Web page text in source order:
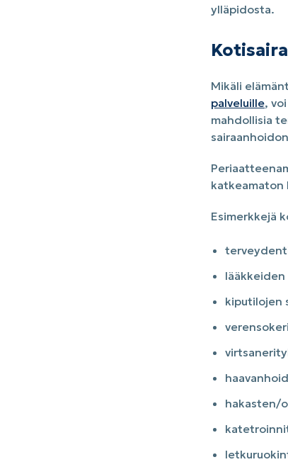
ylläpidosta.
Mikäli
palveluille,
mahdollisia
katkeamaton
Esimerkkejä
kiputilojen
hakasten/